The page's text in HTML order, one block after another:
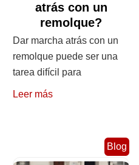
atrás con un
remolque?
Dar marcha atrás con un
remolque puede ser una
tarea difícil para
Leer más
Blog